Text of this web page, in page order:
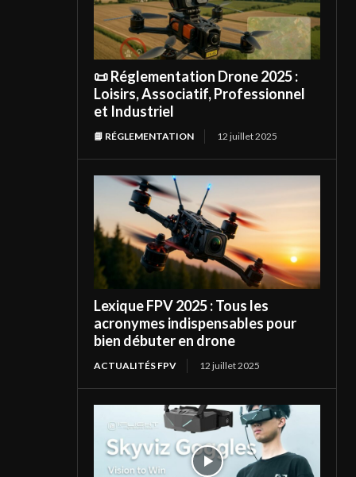
📜 Réglementation Drone 2025 :
Loisirs, Associatif, Professionnel
et Industriel
📘 RÉGLEMENTATION 12 juillet 2025
Lexique FPV 2025 : Tous les
acronymes indispensables pour
bien débuter en drone
ACTUALITÉS FPV 12 juillet 2025